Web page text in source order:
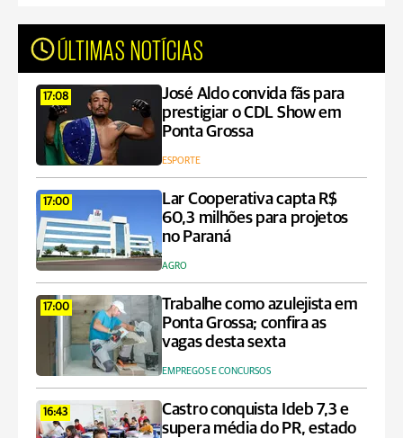
ÚLTIMAS NOTÍCIAS
17:08
José Aldo convida fãs para
prestigiar o CDL Show em
Ponta Grossa
ESPORTE
17:00
Lar Cooperativa capta R$
60,3 milhões para projetos
no Paraná
AGRO
17:00
Trabalhe como azulejista em
Ponta Grossa; confira as
vagas desta sexta
EMPREGOS E CONCURSOS
16:43
Castro conquista Ideb 7,3 e
supera média do PR, estado